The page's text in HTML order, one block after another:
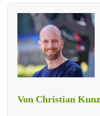
Von Christian Kunz